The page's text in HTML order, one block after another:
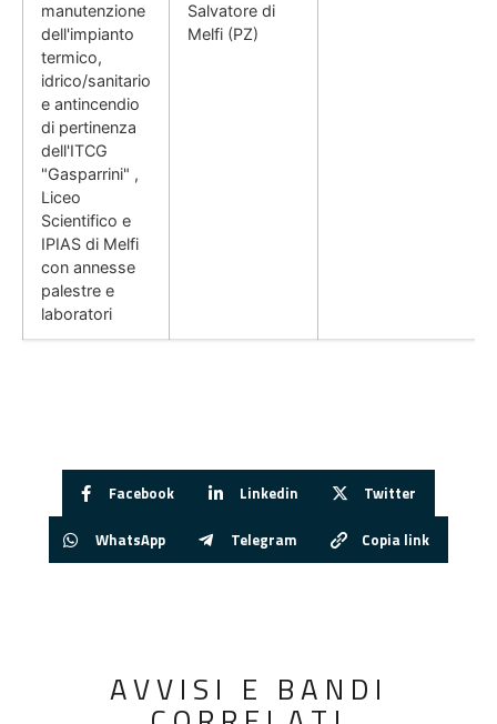
manutenzione
dell'impianto
termico,
idrico/sanitario
e antincendio
di pertinenza
dell'ITCG
"Gasparrini" ,
Liceo
Scientifico e
IPIAS di Melfi
con annesse
palestre e
laboratori
Salvatore di
Melfi (PZ)
Facebook Linkedin Twitter
WhatsApp Telegram Copia link
AVVISI E BANDI